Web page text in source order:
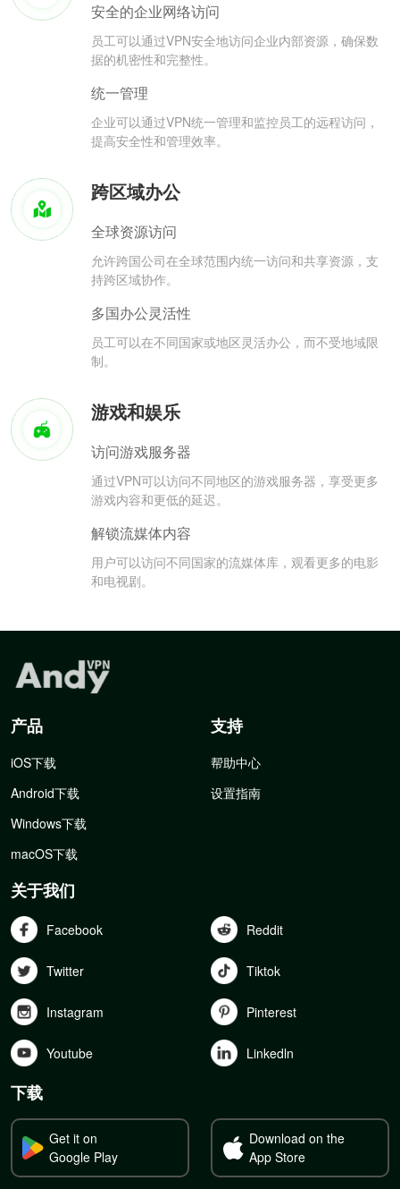
安全的企业网络访问
员工可以通过VPN安全地访问企业内部资源，确保数
据的机密性和完整性。
统一管理
企业可以通过VPN统一管理和监控员工的远程访问，
提高安全性和管理效率。
跨区域办公
全球资源访问
允许跨国公司在全球范围内统一访问和共享资源，支
持跨区域协作。
多国办公灵活性
员工可以在不同国家或地区灵活办公，而不受地域限
制。
游戏和娱乐
访问游戏服务器
通过VPN可以访问不同地区的游戏服务器，享受更多
游戏内容和更低的延迟。
解锁流媒体内容
用户可以访问不同国家的流媒体库，观看更多的电影
和电视剧。
产品
iOS下载
Android下载
Windows下载
macOS下载
支持
帮助中心
设置指南
关于我们
Facebook Reddit
Twitter Tiktok
Instagram Pinterest
Youtube Linkedln
下载
Get it on
Google Play
Download on the
App Store